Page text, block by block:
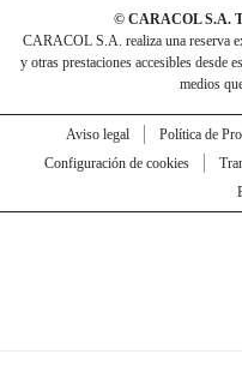
© CARACOL S.A.
CARACOL S.A. realiza una reserva
y otras prestaciones accesibles desde
medios
Aviso legal Política de
Configuración de cookies